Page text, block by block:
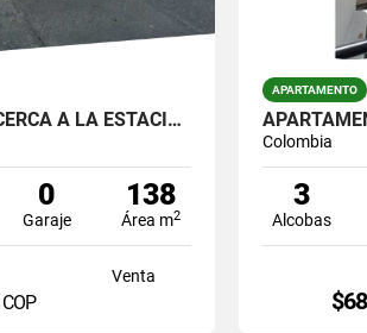
SE VENDE CASA LOTE CERCA A LA ESTACION DE SAN JAVIER
0
Garaje
138
Área m2
Venta
COP
APARTAMENTO
Colombia
3
Alcobas